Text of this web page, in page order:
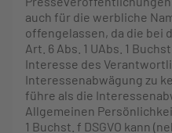
auch für die werbliche
offengelassen, da die bei
Art. 6 Abs. 1 UAbs. 1
Interesse des
Interessenabwägung zu
führe als die
Allgemeinen
1 Buchst. f DSGVO kann